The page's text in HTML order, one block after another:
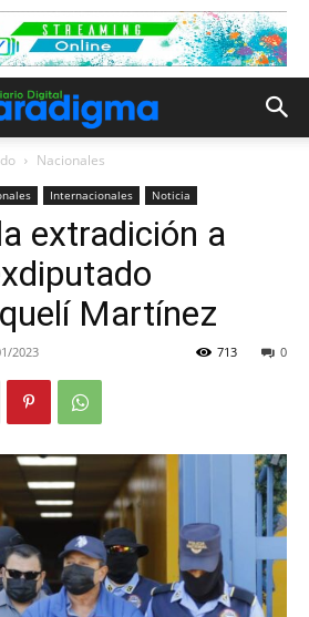
Nacionales
Internacionales Noticia
extradición a
Martínez
2023 0
713